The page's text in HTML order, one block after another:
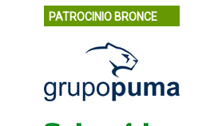
PATROCINIO BRONCE